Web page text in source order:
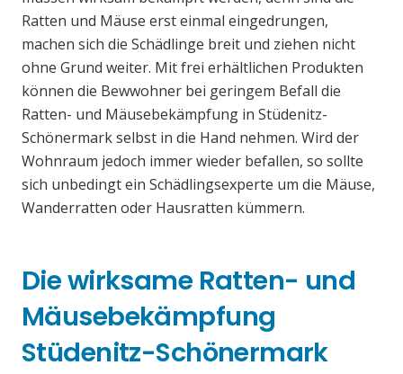
Ratten und Mäuse erst einmal eingedrungen,
machen sich die Schädlinge breit und ziehen nicht
ohne Grund weiter. Mit frei erhältlichen Produkten
können die Bewwohner bei geringem Befall die
Ratten- und Mäusebekämpfung in Stüdenitz-
Schönermark selbst in die Hand nehmen. Wird der
Wohnraum jedoch immer wieder befallen, so sollte
sich unbedingt ein Schädlingsexperte um die Mäuse,
Wanderratten oder Hausratten kümmern.
Die wirksame Ratten- und
Mäusebekämpfung
Stüdenitz-Schönermark